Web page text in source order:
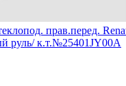
прав.перед.
руль/ к.т.№25401JY00A